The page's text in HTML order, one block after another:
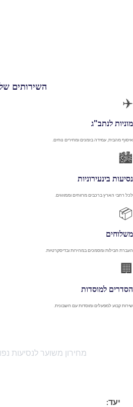
השירותים
✈️
מוניות לנתב"ג
איסוף מהבית, עמידה בזמנים ומחירים נוחים.
🏙️
נסיעות בינעירוניות
לכל רחבי הארץ ברכבים מרווחים וממוזגים.
📦
משלוחים
העברת חבילות ומסמכים במהירות ובדיסקרטיות.
🏢
הסדרים למוסדות
שירות קבוע למפעלים ומוסדות עם חשבונית.
מחירון משוער לנסיעות
יעד: